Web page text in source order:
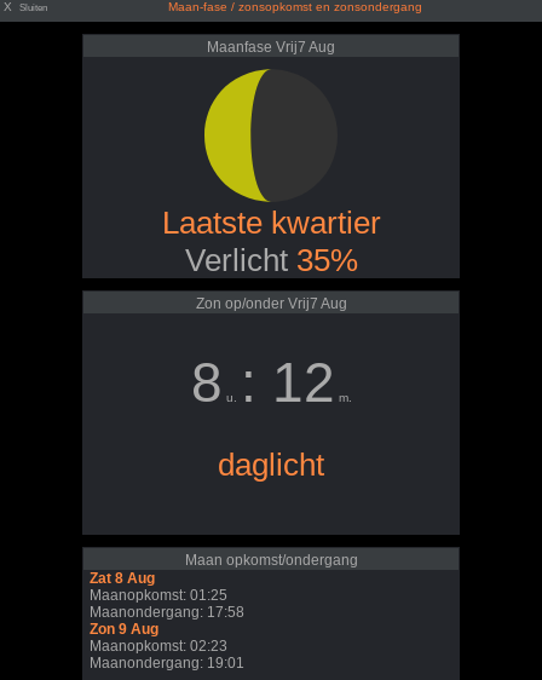
X Sluiten Maan-fase / zonsopkomst en zonsondergang
Maanfase Vrij7 Aug
Laatste kwartier
Verlicht 35%
Zon op/onder Vrij7 Aug
8 u. : 12 m.
daglicht
Maan opkomst/ondergang
Zat 8 Aug
Maanopkomst: 01:25
Maanondergang: 17:58
Zon 9 Aug
Maanopkomst: 02:23
Maanondergang: 19:01